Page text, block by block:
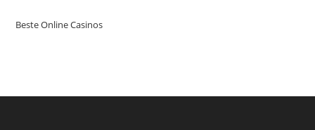
Beste Online Casinos